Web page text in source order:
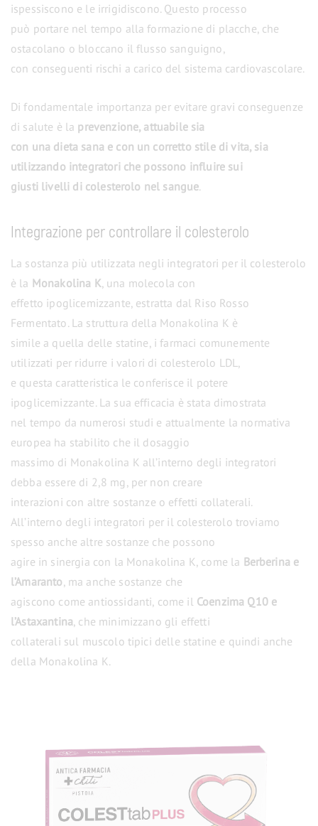
ispessiscono e le irrigidiscono. Questo processo
può portare nel tempo alla formazione di placche, che
ostacolano o bloccano il flusso sanguigno,
con conseguenti rischi a carico del sistema cardiovascolare.
Di fondamentale importanza per evitare gravi conseguenze
di salute è la prevenzione, attuabile sia
con una dieta sana e con un corretto stile di vita, sia
utilizzando integratori che possono influire sui
giusti livelli di colesterolo nel sangue
Integrazione per controllare il colesterolo
La sostanza più utilizzata negli integratori per il colesterolo
è la Monakolina K , una molecola con
effetto ipoglicemizzante, estratta dal Riso Rosso
Fermentato. La struttura della Monakolina K è
simile a quella delle statine, i farmaci comunemente
utilizzati per ridurre i valori di colesterolo LDL,
e questa caratteristica le conferisce il potere
ipoglicemizzante. La sua efficacia è stata dimostrata
nel tempo da numerosi studi e attualmente la normativa
europea ha stabilito che il dosaggio
massimo di Monakolina K all’interno degli integratori
debba essere di 2,8 mg, per non creare
interazioni con altre sostanze o effetti collaterali.
All’interno degli integratori per il colesterolo troviamo
spesso anche altre sostanze che possono
agire in sinergia con la Monakolina K, come la Berberina e
l’Amaranto , ma anche sostanze che
agiscono come antiossidanti, come il Coenzima Q10 e
l’Astaxantina , che minimizzano gli effetti
collaterali sul muscolo tipici delle statine e quindi anche
della Monakolina K.